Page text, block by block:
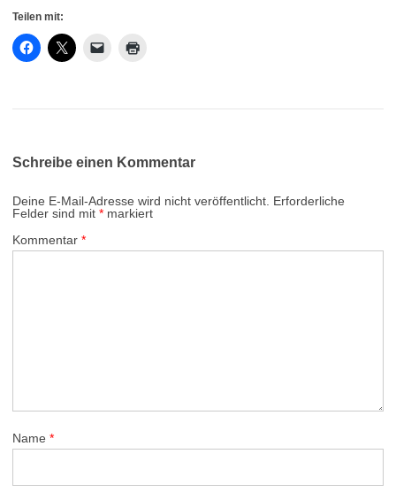
Teilen mit:
Schreibe einen Kommentar
Deine E-Mail-Adresse wird nicht veröffentlicht. Erforderliche
Felder sind mit * markiert
Kommentar *
Name *